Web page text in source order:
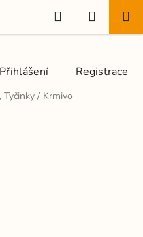
Přihlášení Registrace
Hledat
KOŠÍK
Tyčinky / Krmivo